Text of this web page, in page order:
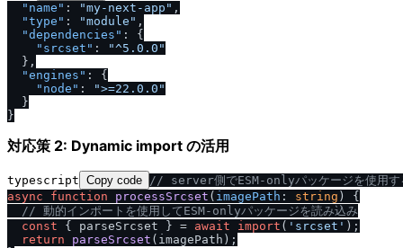
"name" : "my-next-app" ,
"type" : "module" ,
"dependencies" :
{
"srcset" :
"^5.0.0"
} ,
"engines" :
{
"node" :
">=22.0.0"
}
}
対応策 2: Dynamic import の活用
typescript Copy code // server側でESM-onlyパッケージを使用す
async
function processSrcset ( imagePath : string ) {
// 動的インポートを使用してESM-onlyパッケージを読み込み
const { parseSrcset } = await import ( 'srcset' );
return
parseSrcset (imagePath);